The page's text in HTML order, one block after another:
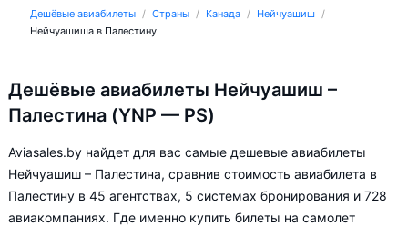
Дешёвые авиабилеты Страны Канада
Нейчуашиш
Нейчуашиша в Палестину
Дешёвые авиабилеты Нейчуашиш –
Палестина (YNP — PS)
Aviasales.by найдет для вас самые дешевые авиабилеты
Нейчуашиш – Палестина, сравнив стоимость авиабилета в
Палестину в 45 агентствах, 5 системах бронирования и 728
авиакомпаниях. Где именно купить билеты на самолет